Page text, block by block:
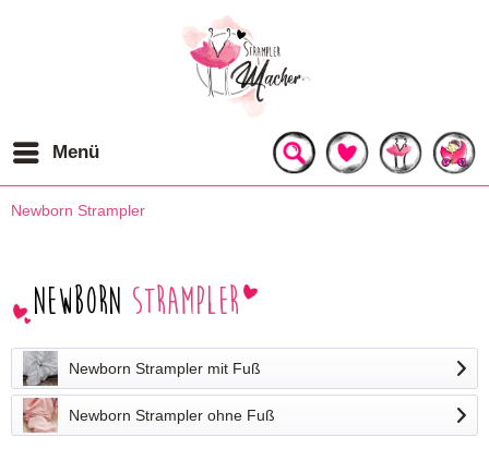
Menü
Newborn Strampler
Newborn Strampler
Newborn Strampler mit Fuß
Newborn Strampler ohne Fuß